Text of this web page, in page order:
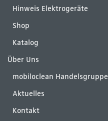
Hinweis Elektrogeräte
Shop
Katalog
Über Uns
mobiloclean Handelsgruppe
Aktuelles
Kontakt